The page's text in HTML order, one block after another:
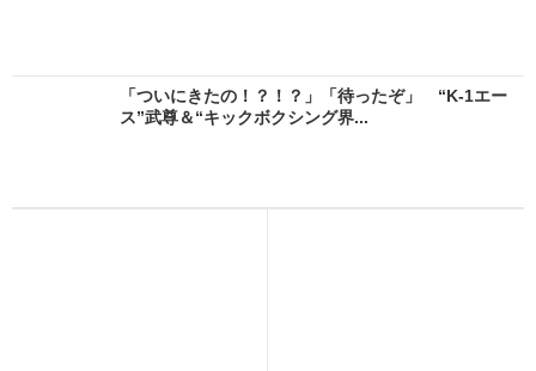
「ついにきたの！？！？」「待ったぞ」 “K-1エー
ス”武尊＆“キックボクシング界...